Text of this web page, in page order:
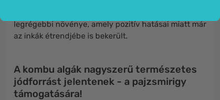
legrégebbi növénye, amely pozitív hatásai miatt már
az inkák étrendjébe is bekerült.
A kombu algák nagyszerű természetes
jódforrást jelentenek - a pajzsmirigy
támogatására!